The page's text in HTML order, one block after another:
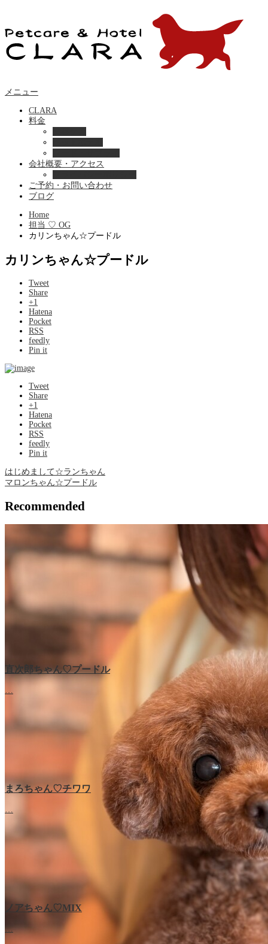
メニュー
CLARA
料金
会社概要・アクセス
ご予約・お問い合わせ
ブログ
Home
担当 ♡ OG
カリンちゃん☆プードル
カリンちゃん☆プードル
Tweet
Share
+1
Hatena
Pocket
RSS
feedly
Pin it
Tweet
Share
+1
Hatena
Pocket
RSS
feedly
Pin it
はじめまして☆ランちゃん
マロンちゃん☆プードル
Recommended
直次郎ちゃん♡プードル
まろちゃん♡チワワ
ノアちゃん♡‬MIX
…